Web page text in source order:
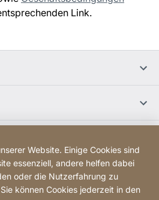
Link.
Website. Einige Cookies sind
essenziell, andere helfen dabei
oder die Nutzerfahrung zu
können Cookies jederzeit in den